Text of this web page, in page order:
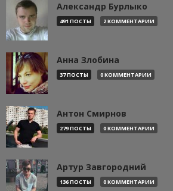
Александр Бурлыко
491 ПОСТЫ 2 КОММЕНТАРИИ
Анна Злобина
37 ПОСТЫ 0 КОММЕНТАРИИ
Антон Смирнов
279 ПОСТЫ 0 КОММЕНТАРИИ
Артур Завгородний
136 ПОСТЫ 0 КОММЕНТАРИИ